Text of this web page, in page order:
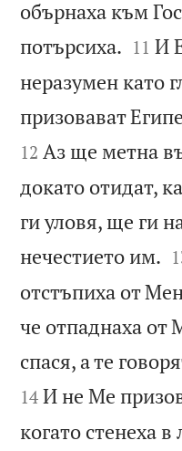
обърнаха към
потърсиха. 

11 И
неразумен като
призовават
12 Аз ще метна
докато отидат,
ги уловя, ще ги
нечестието им. 
отстъпиха от
че отпаднаха от
спася, а те
14 И не Ме
когато стенеха в